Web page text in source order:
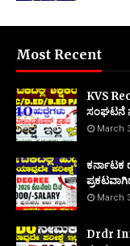
Most Recent
KVS
ಸಂಘಟನೆ
March
ಕರ್ನಾಟಕ
March
Drdr